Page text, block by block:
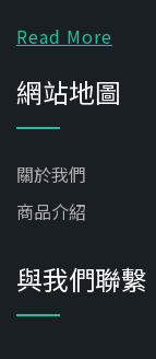
Read More
網站地圖
關於我們
商品介紹
與我們聯繫